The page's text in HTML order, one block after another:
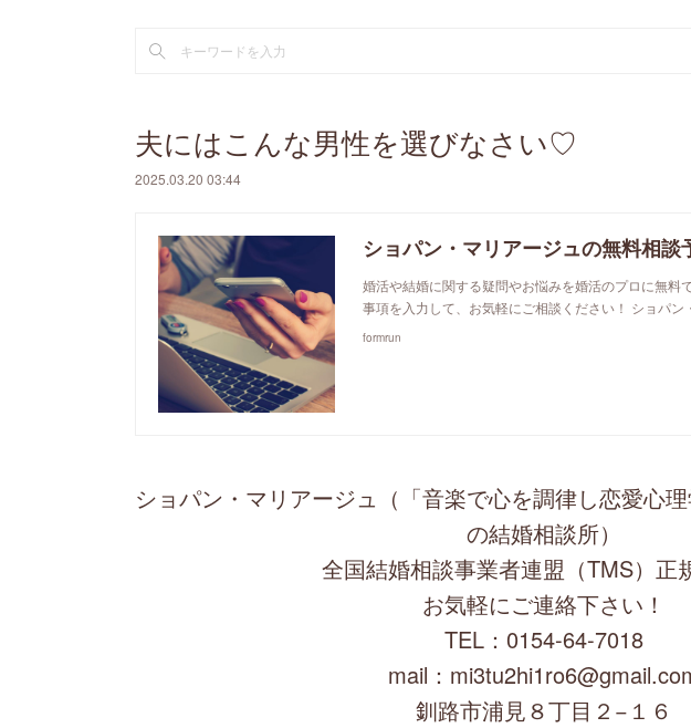
夫にはこんな男性を選びなさい♡
2025.03.20 03:44
ショパン・マリアージュの無料相談
婚活や結婚に関する疑問やお悩みを婚活のプロに無料
事項を入力して、お気軽にご相談ください！ ショパン
formrun
ショパン・マリアージュ（「音楽で心を調律し恋愛心
の結婚相談所）
全国結婚相談事業者連盟（TMS）正
お気軽にご連絡下さい！
TEL：0154-64-7018
mail：
釧路市浦見８丁目２−１６